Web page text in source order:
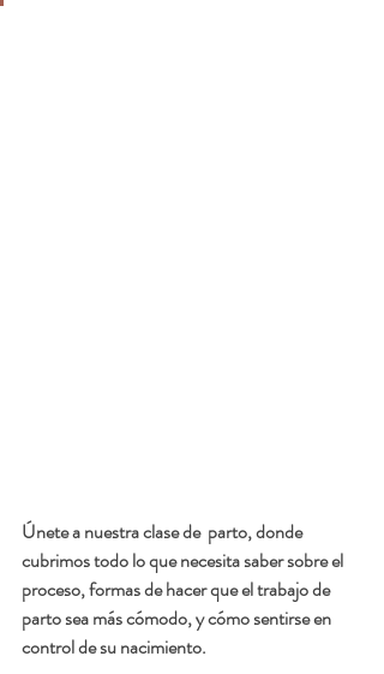
Únete a nuestra clase de  parto, donde
cubrimos todo lo que necesita saber sobre el
proceso, formas de hacer que el trabajo de
parto sea más cómodo, y cómo sentirse en
control de su nacimiento.